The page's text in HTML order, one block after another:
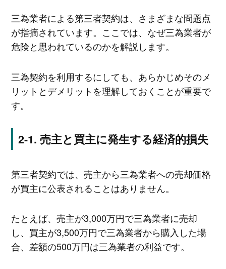
三為業者による第三者契約は、さまざまな問題点
が指摘されています。ここでは、なぜ三為業者が
危険と思われているのかを解説します。
三為契約を利用するにしても、あらかじめそのメ
リットとデメリットを理解しておくことが重要で
す。
売主と買主に発生する経済的損失
第三者契約では、売主から三為業者への売却価格
が買主に公表されることはありません。
たとえば、売主が3,000万円で三為業者に売却
し、買主が3,500万円で三為業者から購入した場
合、差額の500万円は三為業者の利益です。